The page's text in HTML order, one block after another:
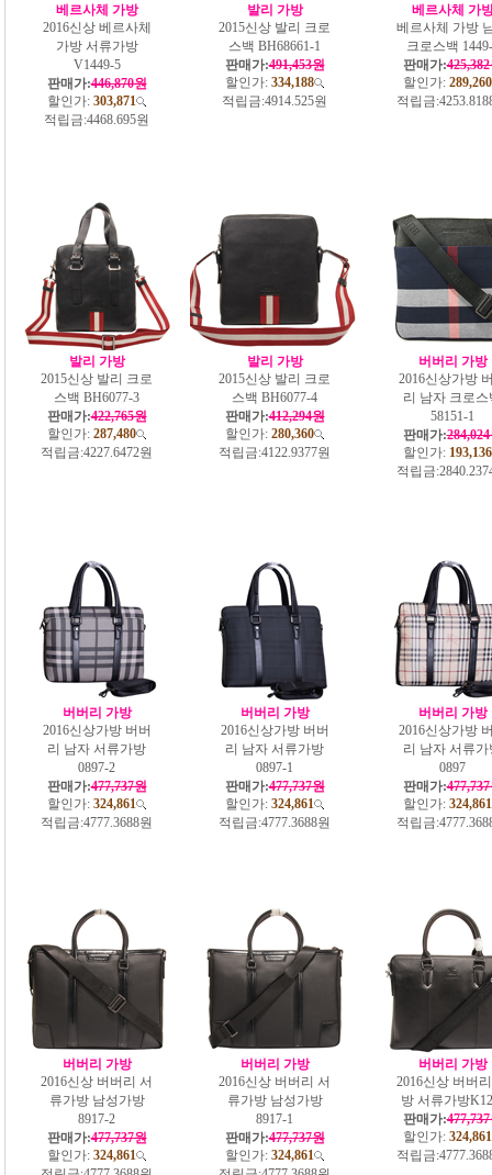
베르사체 가방
2016신상 베르사체
가방 서류가방
V1449-5
판매가:446,870원
할인가: 303,871
적립금:4468.695원
발리 가방
2015신상 발리 크로
스백 BH68661-1
판매가:491,453원
할인가: 334,188
적립금:4914.525원
베르사체 가
베르사체 가방
크로스백
판매가:
할인가: 289,260
적립금:
발리 가방
2015신상 발리 크로
스백 BH6077-3
판매가:422,765원
할인가: 287,480
적립금:4227.6472원
발리 가방
2015신상 발리 크로
스백 BH6077-4
판매가:412,294원
할인가: 280,360
적립금:4122.9377원
버버리 가방
2016신상가방
리 남자 크로스
58151-1
판매가:
할인가: 193,136
적립금:
버버리 가방
2016신상가방 버버
리 남자 서류가방
0897-2
판매가:477,737원
할인가: 324,861
적립금:4777.3688원
버버리 가방
2016신상가방 버버
리 남자 서류가방
0897-1
판매가:477,737원
할인가: 324,861
적립금:4777.3688원
버버리 가방
2016신상가방
리 남자 서류가
0897
판매가:
할인가: 324,861
적립금:
버버리 가방
2016신상 버버리 서
류가방 남성가방
8917-2
판매가:477,737원
할인가: 324,861
버버리 가방
2016신상 버버리 서
류가방 남성가방
8917-1
판매가:477,737원
할인가: 324,861
버버리 가방
2016신상 버버
방 서류가방
판매가:
할인가: 324,861
적립금: